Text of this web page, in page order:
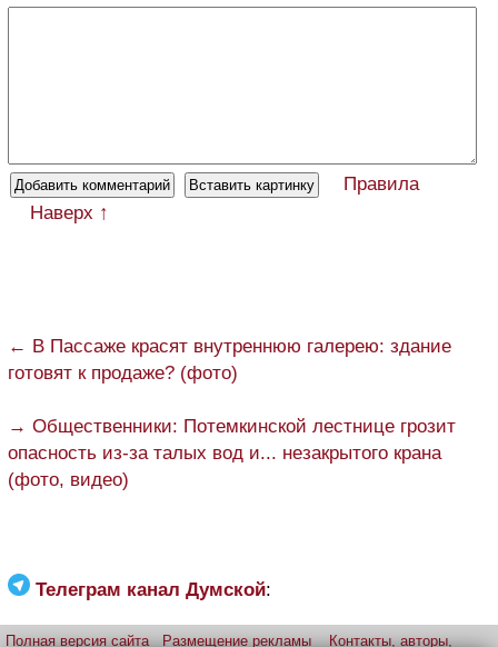
Правила
Наверх ↑
← В Пассаже красят внутреннюю галерею: здание
готовят к продаже? (фото)
→ Общественники: Потемкинской лестнице грозит
опасность из-за талых вод и... незакрытого крана
(фото, видео)
Телеграм канал Думской:
Полная версия сайта Размещение рекламы Контакты, авторы,